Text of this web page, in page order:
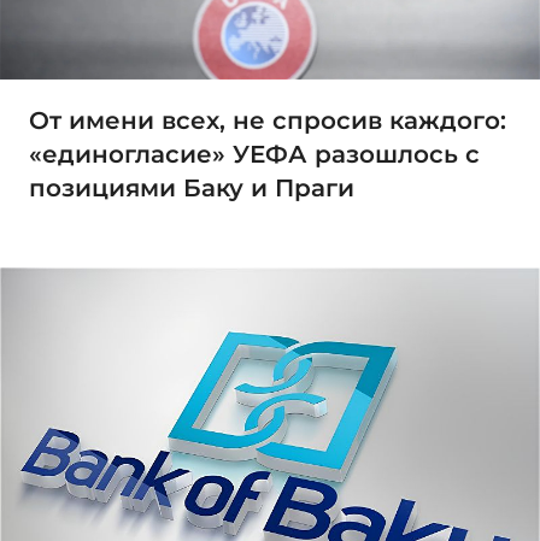
От имени всех, не спросив каждого:
«единогласие» УЕФА разошлось с
позициями Баку и Праги